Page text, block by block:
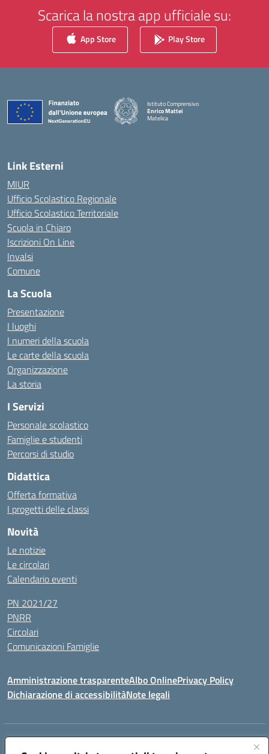
Scarica la nostra app ufficiale su:
App Store Play Store
Istituto Comprensivo
Enrico Mattei
Matelica
Link Esterni
MIUR
Ufficio Scolastico Regionale
Ufficio Scolastico Territoriale
Scuola in Chiaro
Iscrizioni On Line
Invalsi
Comune
La Scuola
Presentazione
I luoghi
I numeri della scuola
Le carte della scuola
Organizzazione
La storia
I Servizi
Personale scolastico
Famiglie e studenti
Percorsi di studio
Didattica
Offerta formativa
I progetti delle classi
Novità
Le notizie
Le circolari
Calendario eventi
PN 2021/27
PNRR
Circolari
Comunicazioni Famiglie
Amministrazione trasparenteAlbo OnlinePrivacy Policy
Dichiarazione di accessibilitàNote legali
Indirizzo: